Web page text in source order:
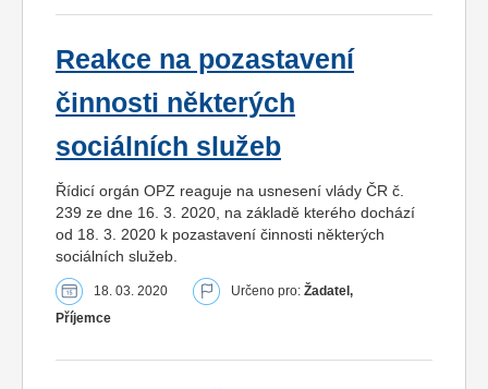
Reakce na pozastavení
činnosti některých
sociálních služeb
Řídicí orgán OPZ reaguje na usnesení vlády ČR č.
239 ze dne 16. 3. 2020, na základě kterého dochází
od 18. 3. 2020 k pozastavení činnosti některých
sociálních služeb.
18. 03. 2020 Určeno pro: Žadatel,
Příjemce